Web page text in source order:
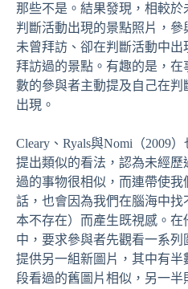
那些不是。結果發現，相較於
判斷活動出現的景點照片，參
未曾拜訪、卻在判斷活動中出
拜訪過的景點。有趣的是，在
數的參與者主動提及自己在判
出現。
Cleary、Ryals與Nomi（2009
提出類似的看法，認為未經歷
過的事物很相似，而連帶使我
話，也會因為我們在腦海中找
本不存在）而產生既視感。在
中，要求參與者先觀看一系
提供另一組新圖片，其中有半
段看過的舊圖片相似，另一半